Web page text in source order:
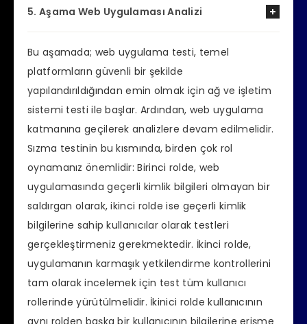
5. Aşama Web Uygulaması Analizi
Bu aşamada; web uygulama testi, temel
platformların güvenli bir şekilde
yapılandırıldığından emin olmak için ağ ve işletim
sistemi testi ile başlar. Ardından, web uygulama
katmanına geçilerek analizlere devam edilmelidir.
Sızma testinin bu kısmında, birden çok rol
oynamanız önemlidir: Birinci rolde, web
uygulamasında geçerli kimlik bilgileri olmayan bir
saldırgan olarak, ikinci rolde ise geçerli kimlik
bilgilerine sahip kullanıcılar olarak testleri
gerçekleştirmeniz gerekmektedir. İkinci rolde,
uygulamanın karmaşık yetkilendirme kontrollerini
tam olarak incelemek için test tüm kullanıcı
rollerinde yürütülmelidir. İkinici rolde kullanıcının